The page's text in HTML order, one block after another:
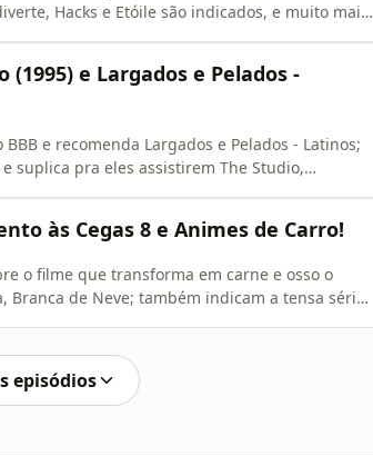
Hacks e Etóile são indicados, e muito mais!
e Largados e Pelados -
e recomenda Largados e Pelados - Latinos;
suplica pra eles assistirem The Studio,
às Cegas 8 e Animes de Carro!
o filme que transforma em carne e osso o
de Neve; também indicam a tensa série
episódios